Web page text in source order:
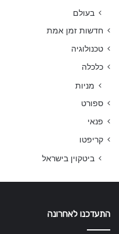
בעולם
חדשות זמן אמת
טכנולוגיה
כלכלה
מניות
ספורט
פנאי
קריפטו
ביטקוין בישראל
התעדכנו לאחרונה